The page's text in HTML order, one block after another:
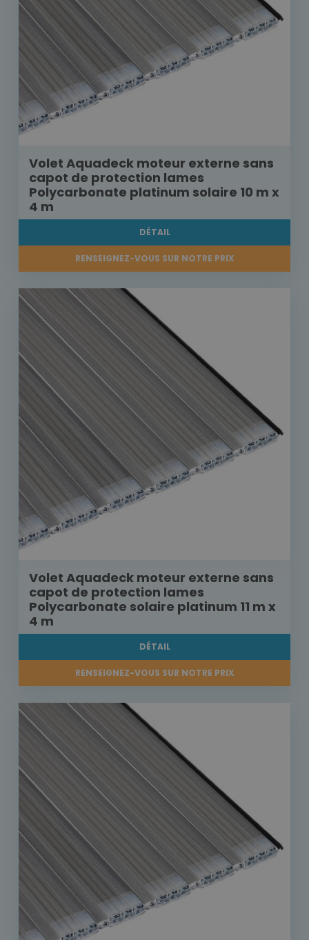
Volet Aquadeck moteur externe sans
capot de protection lames
Polycarbonate platinum solaire 10 m x
4 m
DÉTAIL
RENSEIGNEZ-VOUS SUR NOTRE PRIX
Volet Aquadeck moteur externe sans
capot de protection lames
Polycarbonate solaire platinum 11 m x
4 m
DÉTAIL
RENSEIGNEZ-VOUS SUR NOTRE PRIX